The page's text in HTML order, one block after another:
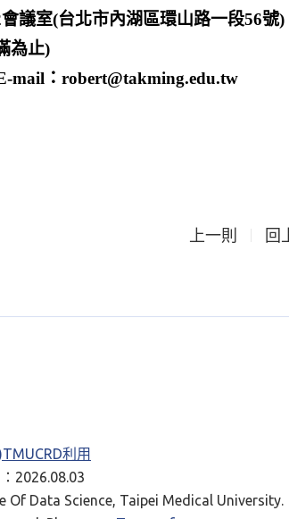
議室(台北市內湖區環山路一段56號)
為止)
mail：robert@takming.edu.tw
上一則 回
利用
2026.08.03
Of Data Science, Taipei Medical University.